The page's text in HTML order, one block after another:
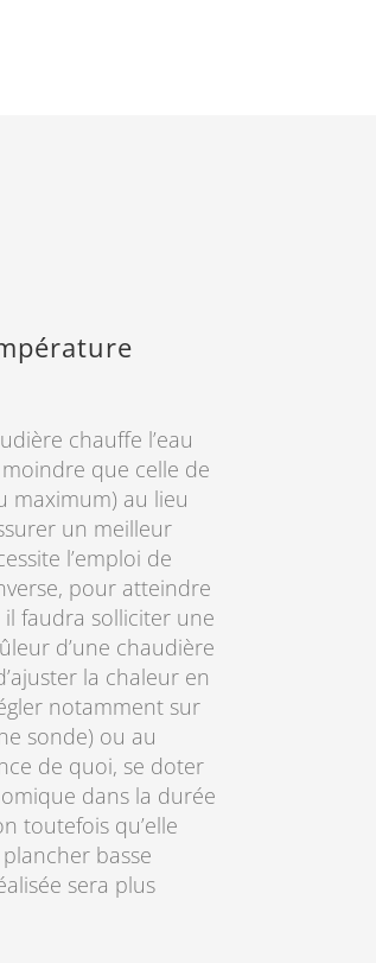
chauffe l’eau
que celle de
maximum) au lieu
un meilleur
l’emploi de
pour atteindre
faudra solliciter une
d’une chaudière
la chaleur en
notamment sur
sonde) ou au
de quoi, se doter
dans la durée
toutefois qu’elle
basse
sera plus